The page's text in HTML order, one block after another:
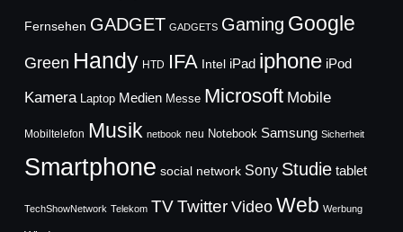
Fernsehen GADGET GADGETS Gaming Google
Green Handy HTD IFA Intel iPad iphone iPod
Kamera Laptop Medien Messe Microsoft Mobile
Mobiltelefon Musik netbook neu Notebook Samsung Sicherheit
Smartphone social network Sony Studie tablet
TechShowNetwork Telekom TVTwitter Video Web Werbung